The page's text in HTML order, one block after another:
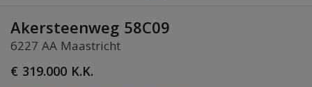
Akersteenweg 58C09
6227 AA Maastricht
€ 319.000 K.K.